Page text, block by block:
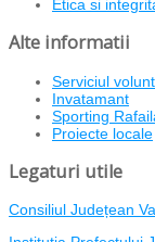
Etica si
Alte informatii
Serviciul
Invatamant
Sporting
Proiecte locale
Legaturi utile
Consiliul Județean